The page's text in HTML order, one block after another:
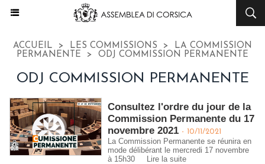
ACCUEIL > LES COMMISSIONS >
LA COMMISSION
PERMANENTE
> ODJ COMMISSION PERMANENTE
ODJ COMMISSION PERMANENTE
Consultez l'ordre du jour de la
Commission Permanente du 17
novembre 2021 - 10/11/2021
La Commission Permanente se réunira en
mode délibérant le mercredi 17 novembre
à 15h30
Lire la suite